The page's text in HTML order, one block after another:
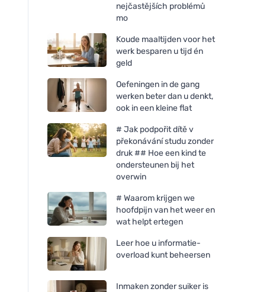
nejčastějších problémů
mo
Koude maaltijden voor het
werk besparen u tijd én
geld
Oefeningen in de gang
werken beter dan u denkt,
ook in een kleine flat
# Jak podpořit dítě v
překonávání studu zonder
druk ## Hoe een kind te
ondersteunen bij het
overwin
# Waarom krijgen we
hoofdpijn van het weer en
wat helpt ertegen
Leer hoe u informatie-
overload kunt beheersen
Inmaken zonder suiker is